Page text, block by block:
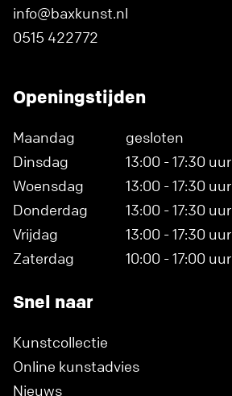
info@baxkunst.nl
0515 422772
Openingstijden
Maandag
gesloten
Dinsdag
13:00 - 17:30 uur
Woensdag
13:00 - 17:30 uur
Donderdag
13:00 - 17:30 uur
Vrijdag
13:00 - 17:30 uur
Zaterdag
10:00 - 17:00 uur
Snel naar
Kunstcollectie
Online kunstadvies
Nieuws